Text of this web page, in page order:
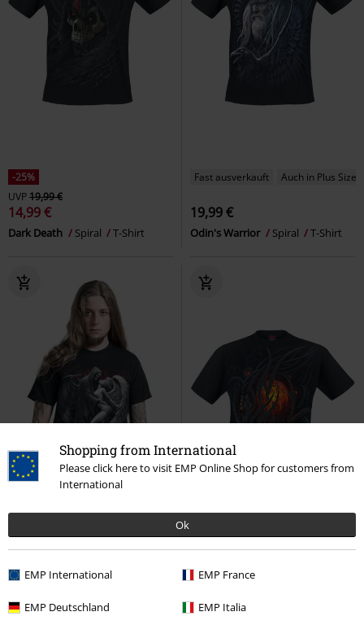
Shopping from International
Please click here to visit EMP Online Shop for customers from
International
Ok
EMP International EMP France
EMP Deutschland EMP Italia
-25%
UVP19,99 €
14,99 €
Dark Death Spiral T-Shirt
Fast ausverkauft Auch in Plus Size
19,99 €
Odin's Warrior Spiral T-Shirt
19,99 €
Forbidden
ab
Steampunk Skull